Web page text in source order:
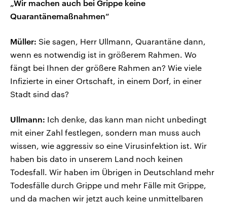
„Wir machen auch bei Grippe keine
Quarantänemaßnahmen“
Müller: Sie sagen, Herr Ullmann, Quarantäne dann,
wenn es notwendig ist in größerem Rahmen. Wo
fängt bei Ihnen der größere Rahmen an? Wie viele
Infizierte in einer Ortschaft, in einem Dorf, in einer
Stadt sind das?
Ullmann: Ich denke, das kann man nicht unbedingt
mit einer Zahl festlegen, sondern man muss auch
wissen, wie aggressiv so eine Virusinfektion ist. Wir
haben bis dato in unserem Land noch keinen
Todesfall. Wir haben im Übrigen in Deutschland mehr
Todesfälle durch Grippe und mehr Fälle mit Grippe,
und da machen wir jetzt auch keine unmittelbaren